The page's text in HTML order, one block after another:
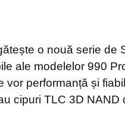
o nouă serie de
ale modelelor 990
vor performanță și
cipuri TLC 3D